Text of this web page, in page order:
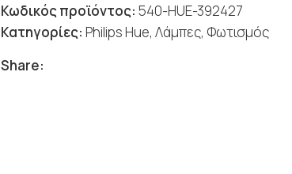
Κωδικός προϊόντος:540-HUE-392427
Κατηγορίες: Philips Hue, Λάμπες, Φωτισμός
Share: